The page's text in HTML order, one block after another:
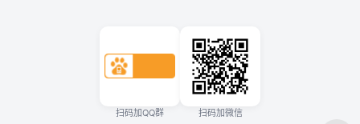
扫码加QQ群 扫码加微信